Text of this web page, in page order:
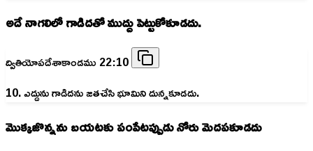
అదే నాగలిలో గాడిదతో ముద్దు పెట్టుకోకూడదు.
ద్వితియోపదేశాకాండము 22:10
10. ఎద్దును గాడిదను జతచేసి భూమిని దున్నకూడదు.
మొక్కజొన్నను బయటకు పంపేటప్పుడు నోరు మెదపకూడదు